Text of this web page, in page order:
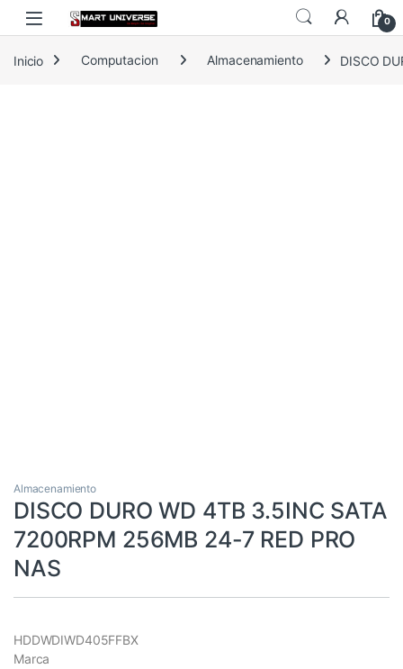
Skip to navigation
Skip to content
0
Inicio Computacion Almacenamiento DISCO
Almacenamiento
DISCO DURO WD 4TB 3.5INC SATA
7200RPM 256MB 24-7 RED PRO
NAS
HDDWDIWD405FFBX
Marca